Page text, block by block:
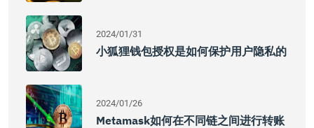
2024/01/31
小狐狸钱包授权是如何保护用户隐私的
2024/01/26
Metamask如何在不同链之间进行转账